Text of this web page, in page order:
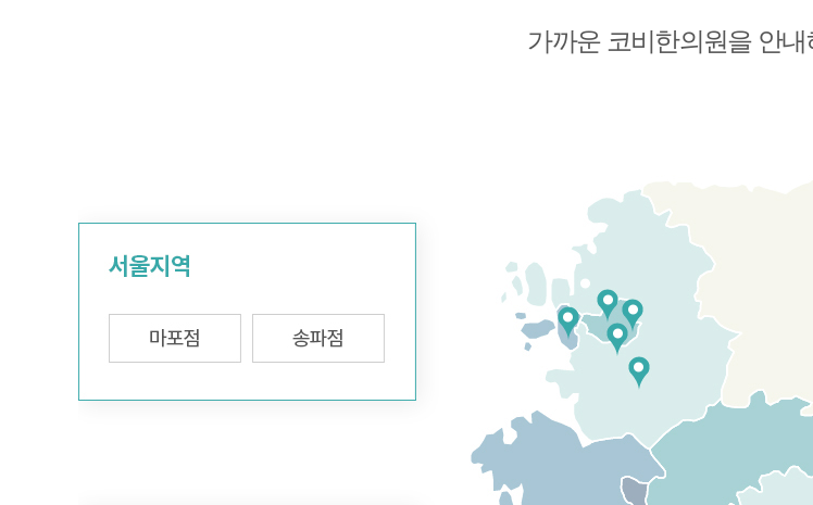
가까운 코비한의원을 안